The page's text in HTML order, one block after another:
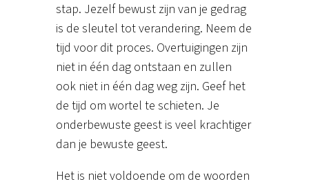
stap. Jezelf bewust zijn van je gedrag
is de sleutel tot verandering. Neem de
tijd voor dit proces. Overtuigingen zijn
niet in één dag ontstaan en zullen
ook niet in één dag weg zijn. Geef het
de tijd om wortel te schieten. Je
onderbewuste geest is veel krachtiger
dan je bewuste geest.
Het is niet voldoende om de woorden